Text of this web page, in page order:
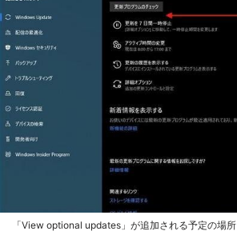
「View optional updates」が追加される予定の場所